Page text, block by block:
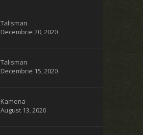
Talisman
Decembrie 20, 2020
Talisman
Decembrie 15, 2020
Kamena
August 13, 2020